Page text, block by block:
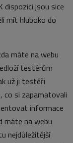
dispozici jsou sice
mít hluboko do
máte na webu
testérům
už ji testéři
co si zapamatovali
informace
máte na webu
nejdůležitější